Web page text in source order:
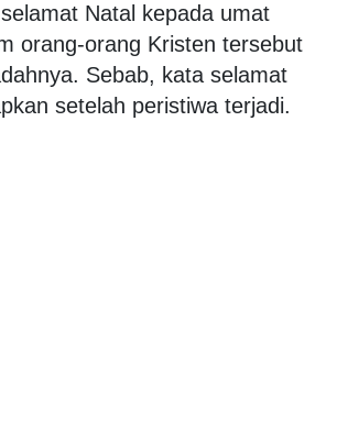
Natal kepada umat
orang-orang Kristen tersebut
Sebab, kata selamat
setelah peristiwa terjadi.